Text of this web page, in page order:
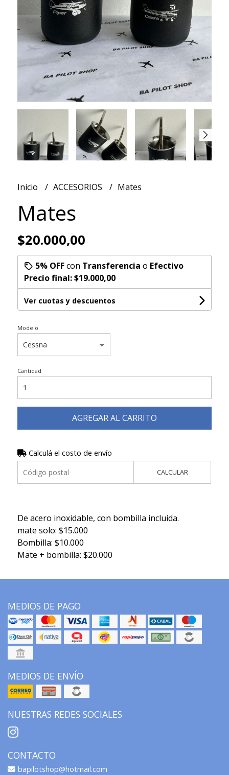
Inicio ACCESORIOS Mates
Mates
$20.000,00
5% OFFcon Transferencia o Efectivo
Precio final:$19.000,00
Ver cuotas y descuentos
Modelo
Cantidad
AGREGAR AL CARRITO
Calculá el costo de envío
CALCULAR
De acero inoxidable, con bombilla incluida.
mate solo: $15.000
Bombilla: $10.000
Mate + bombilla: $20.000
MEDIOS DE PAGO
MEDIOS DE ENVÍO
NUESTRAS REDES SOCIALES
CONTACTO
bapilotshop@hotmail.com